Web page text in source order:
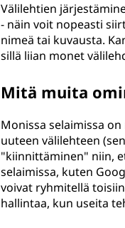
Välilehtien
- näin voit nopeasti
nimeä tai kuvausta.
sillä liian monet
Mitä muita
Monissa selaimissa
uuteen välilehteen
"kiinnittäminen" niin,
selaimissa, kuten
voivat ryhmitellä
hallintaa, kun useita